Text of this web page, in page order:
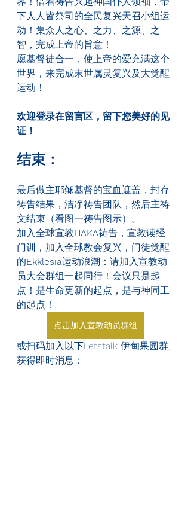
下人人皆祭司的全民复兴天召小组运
动！集众人之心、之力、之源、之
智，完成上帝的旨意！
愿基督徒合一，使上帝的爱充满这个
世界，来完成末世属灵复兴及大觉醒
运动！
欢迎登录在留言区，留下您美好的见
证！
结束：
最后做主耶稣基督的宝血遮盖，封存
祷告结果，洁净祷告团队，然后主祷
文结束（看图一祷告图示）。
加入全球宣教HAKA祷告，宣教读经
门训，加入全球教会复兴，门徒觉醒
的Ekklesia运动浪潮：请加入宣教动
员大会群组一起同行！会议只是起
点！是生命更新的起点，是与神同工
的起点！
点击加入宣教动员群组
或扫码加入以下Letstalk 伊甸果园群,
获得即时消息：